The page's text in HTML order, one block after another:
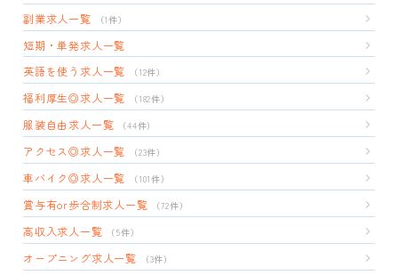
副業求人一覧 （1件）
短期・単発求人一覧
英語を使う求人一覧
（12件）
福利厚生◎求人一覧 （182件）
服装自由求人一覧 （44件）
アクセス◎求人一覧 （23件）
車バイク◎求人一覧 （101件）
賞与有or歩合制求人一覧 （72件）
高収入求人一覧 （5件）
オープニング求人一覧 （3件）